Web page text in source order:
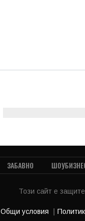
ЗАБАВНО
Този сайт е
Общи условия